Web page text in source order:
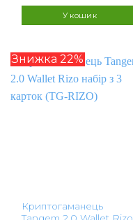
2999 ₴.
У кошик
Знижка 22%
Криптогаманець
Tangem 2.0 Wallet Rizo